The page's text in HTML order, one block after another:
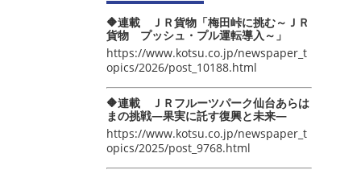
🔶連載 ＪＲ貨物「梅田峠に挑む～ＪＲ
貨物 プッシュ・プル運転導入～」
https://www.kotsu.co.jp/newspaper_t
opics/2026/post_10188.html
🔶連載 ＪＲフルーツパーク仙台あらは
まの挑戦―果実に託す復興と未来―
https://www.kotsu.co.jp/newspaper_t
opics/2025/post_9768.html